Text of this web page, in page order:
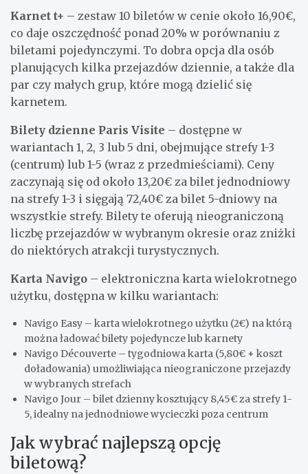
Karnet t+ – zestaw 10 biletów w cenie około 16,90€,
co daje oszczędność ponad 20% w porównaniu z
biletami pojedynczymi. To dobra opcja dla osób
planujących kilka przejazdów dziennie, a także dla
par czy małych grup, które mogą dzielić się
karnetem.
Bilety dzienne Paris Visite – dostępne w
wariantach 1, 2, 3 lub 5 dni, obejmujące strefy 1-3
(centrum) lub 1-5 (wraz z przedmieściami). Ceny
zaczynają się od około 13,20€ za bilet jednodniowy
na strefy 1-3 i sięgają 72,40€ za bilet 5-dniowy na
wszystkie strefy. Bilety te oferują nieograniczoną
liczbę przejazdów w wybranym okresie oraz zniżki
do niektórych atrakcji turystycznych.
Karta Navigo – elektroniczna karta wielokrotnego
użytku, dostępna w kilku wariantach:
Navigo Easy – karta wielokrotnego użytku (2€) na którą
można ładować bilety pojedyncze lub karnety
Navigo Découverte – tygodniowa karta (5,80€ + koszt
doładowania) umożliwiająca nieograniczone przejazdy
w wybranych strefach
Navigo Jour – bilet dzienny kosztujący 8,45€ za strefy 1-
5, idealny na jednodniowe wycieczki poza centrum
Jak wybrać najlepszą opcję
biletową?